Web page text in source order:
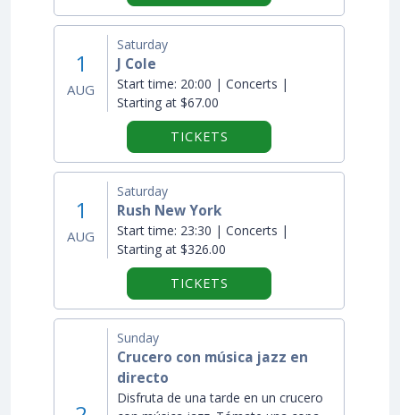
1
AUG
Saturday
J Cole
Start time: 20:00 | Concerts |
Starting at $67.00
TICKETS
1
AUG
Saturday
Rush New York
Start time: 23:30 | Concerts |
Starting at $326.00
TICKETS
Sunday
Crucero con música jazz en
directo
Disfruta de una tarde en un crucero